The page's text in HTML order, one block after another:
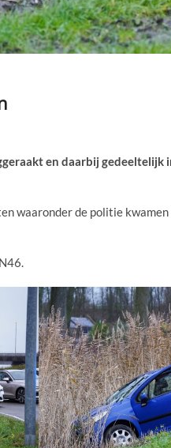
en daarbij
waaronder de politie